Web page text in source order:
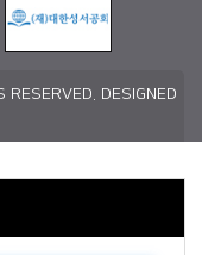
DESIGNED